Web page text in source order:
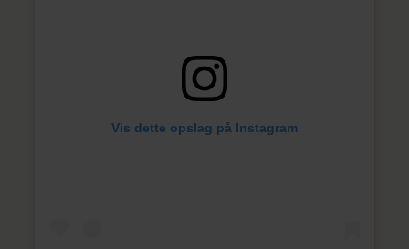
Vis dette opslag på Instagram